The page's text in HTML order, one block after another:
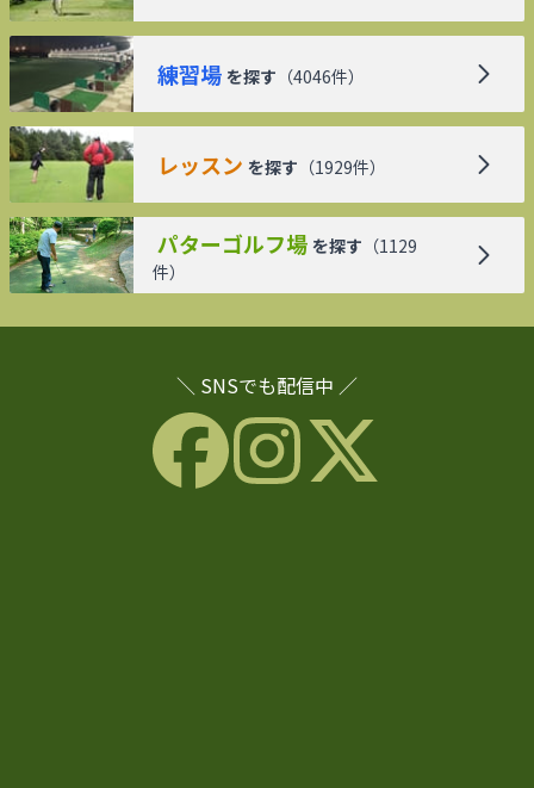
練習場 を探す （4046件）
レッスン を探す （1929件）
パターゴルフ場 を探す （1129
件）
＼ SNSでも配信中 ／